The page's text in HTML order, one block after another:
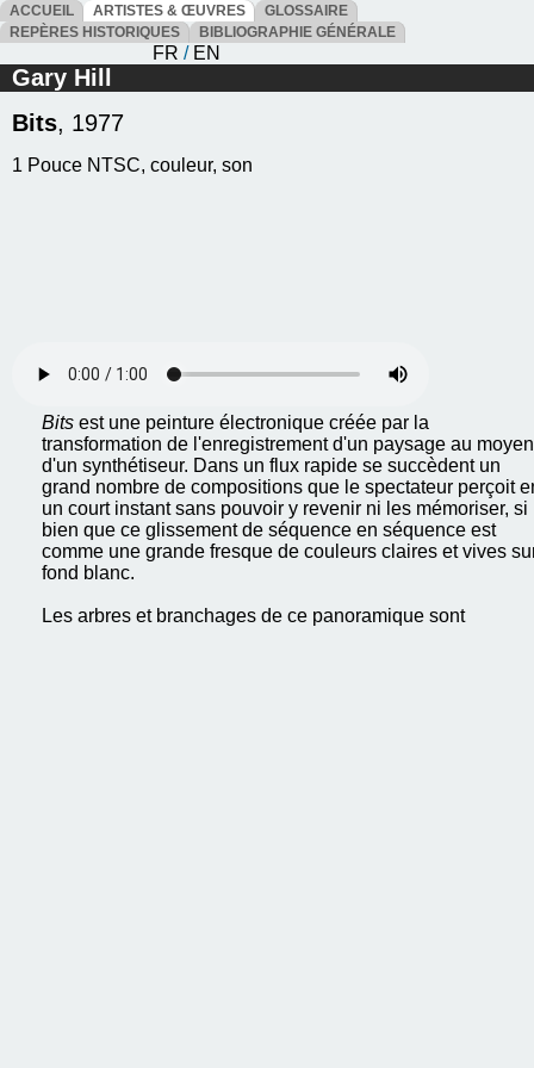
ACCUEIL ARTISTES & ŒUVRES
GLOSSAIRE
REPÈRES HISTORIQUES
BIBLIOGRAPHIE GÉNÉRALE
FR / EN
Gary Hill